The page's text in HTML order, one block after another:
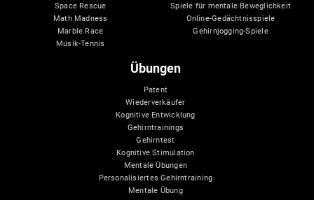
Space Rescue
Math Madness
Marble Race
Musik-Tennis
Spiele für mentale Beweglichkeit
Online-Gedächtnisspiele
Gehirnjogging-Spiele
Übungen
Patent
Wiederverkäufer
Kognitive Entwicklung
Gehirntrainings
Gehirntest
Kognitive Stimulation
Mentale Übungen
Personalisiertes Gehirntraining
Mentale Übung